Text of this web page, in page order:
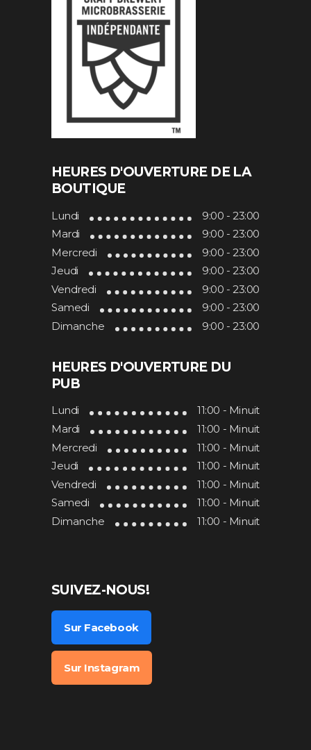
HEURES D'OUVERTURE DE LA
BOUTIQUE
Lundi
9:00 - 23:00
Mardi
9:00 - 23:00
Mercredi
9:00 - 23:00
Jeudi
9:00 - 23:00
Vendredi
9:00 - 23:00
Samedi
9:00 - 23:00
Dimanche
9:00 - 23:00
HEURES D'OUVERTURE DU
PUB
Lundi
11:00 - Minuit
Mardi
11:00 - Minuit
Mercredi
11:00 - Minuit
Jeudi
11:00 - Minuit
Vendredi
11:00 - Minuit
Samedi
11:00 - Minuit
Dimanche
11:00 - Minuit
SUIVEZ-NOUS!
Sur Facebook
Sur Instagram